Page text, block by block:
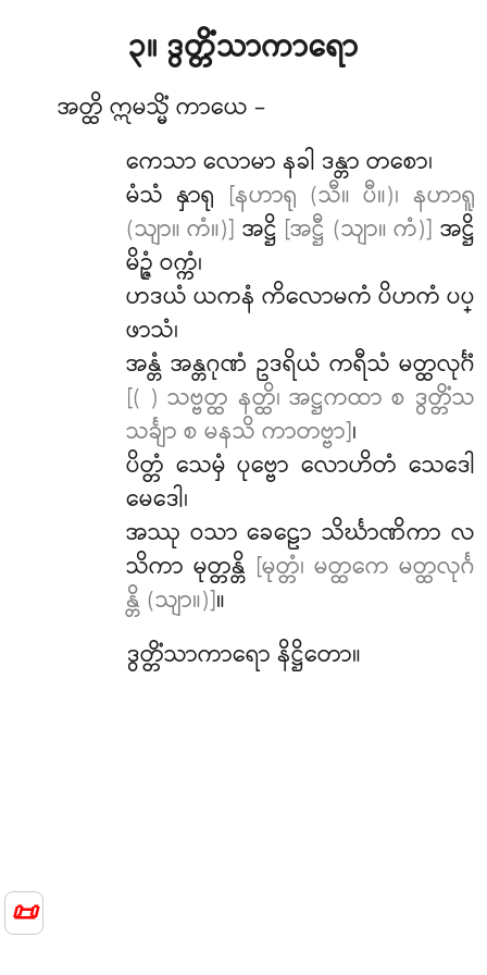
📜
၃။ ဒွတ္တိံသာကာရော
အတ္ထိဣမသ္မိံ ကာယေ –
ကေသာ လောမာ နခါ ဒန္တာ တစော၊
မံသံ နှာရု [နဟာရု (သီ။ ပီ။)၊ နဟာရူ
(သျာ။ ကံ။)] အဋ္ဌိ [အဋ္ဌီ (သျာ။ ကံ)] အဋ္ဌိ
မိဉ္ဇံ ဝက္ကံ၊
ဟဒယံ ယကနံ ကိလောမကံ ပိဟကံ ပပ္
ဖာသံ၊
အန္တံ အန္တဂုဏံ ဥဒရိယံ ကရီသံ မတ္ထလုင်္ဂံ
[( ) သဗ္ဗတ္ထ နတ္ထိ၊ အဋ္ဌကထာ စ ဒွတ္တိံသ
သင်္ချာ စ မနသိ ကာတဗ္ဗာ]၊
ပိတ္တံ သေမှံ ပုဗ္ဗော လောဟိတံ သေဒေါ
မေဒေါ၊
အဿု ဝသာ ခေဠော သိင်္ဃာဏိကာ လ
သိကာ မုတ္တန္တိ [မုတ္တံ၊ မတ္ထကေ မတ္ထလုင်္ဂ
န္တိ (သျာ။)]။
ဒွတ္တိံသာကာရော နိဋ္ဌိတော။